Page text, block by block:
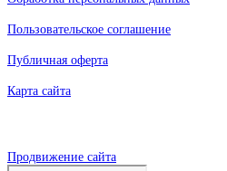
Пользовательское соглашение
Публичная оферта
Карта сайта
Продвижение сайта